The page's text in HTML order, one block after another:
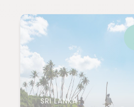
SRI LANKA